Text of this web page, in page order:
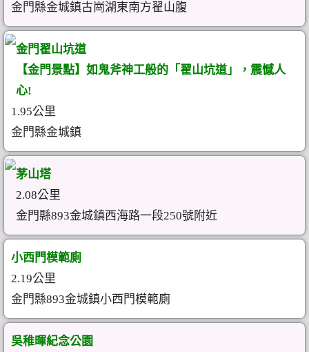
金門縣金城鎮古崗湖東南方翟山腹
金門翟山坑道
【金門景點】如鬼斧神工般的「翟山坑道」，震憾人
心!
1.95公里
金門縣金城鎮
茅山塔
2.08公里
金門縣893金城鎮西海路一段250號附近
小西門模範廁
2.19公里
金門縣893金城鎮小西門模範廁
吳稚暉紀念公園